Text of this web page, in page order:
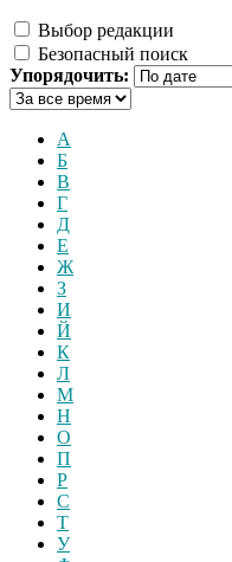
Выбор редакции
Безопасный поиск
Упорядочить:
А
Б
В
Г
Д
Е
Ж
З
И
Й
К
Л
М
Н
О
П
Р
С
Т
У